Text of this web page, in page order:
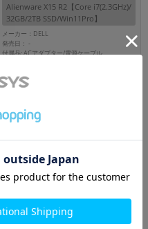
Alienware X15 R2【Core i7(2.3GHz)/
32GB/2TB SSD/Win11Pro】
メーカー：DELL
発売日：-
付属品: ACアダプター/電源ケーブル
中古Bランク
512GB
Win11搭載
IdeaPad Slim 3i Gen8 83EM008SJP
アークティックグレー【Corei7(2.4G
Hz)/16GB/512GB SSD/Win11Hom
メーカー：Lenovo